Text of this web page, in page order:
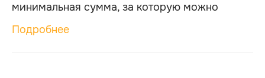
минимальная сумма, за которую можно
приобрести данную модель гардероба,
сохранив оригинальные формы и фактуры.
Меняется только тип материала, расходных
Подробнее